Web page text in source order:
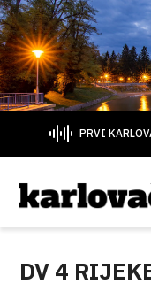
PRVI
DV 4